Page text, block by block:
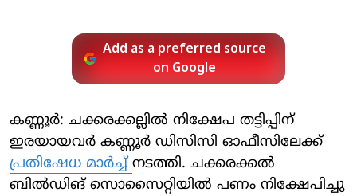
Add as a preferred source
on Google
കണ്ണൂര്‍: ചക്കരക്കല്ലില്‍ നിക്ഷേപ തട്ടിപ്പിന്
ഇരയായവര്‍ കണ്ണൂര്‍ ഡിസിസി ഓഫീസിലേക്ക്
പ്രതിഷേധ മാര്‍ച്ച്നടത്തി. ചക്കരക്കല്‍
ബില്‍ഡിങ് സൊസൈറ്റിയില്‍ പണം നിക്ഷേപിച്ചു